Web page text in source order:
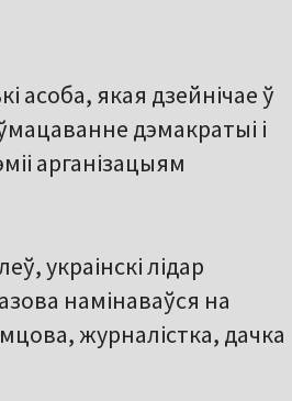
асоба, якая дзейнічае ў
дэмакратыі і
арганізацыям
украінскі лідар
намінаваўся на
журналістка, дачка